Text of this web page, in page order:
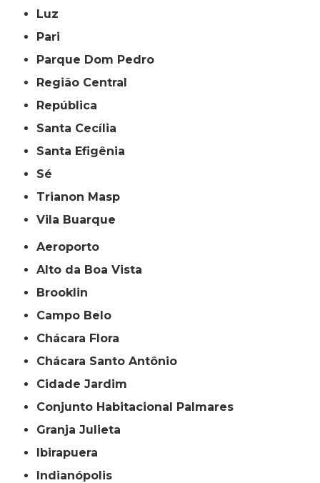
Luz
Pari
Parque Dom Pedro
Região Central
República
Santa Cecília
Santa Efigênia
Sé
Trianon Masp
Vila Buarque
Aeroporto
Alto da Boa Vista
Brooklin
Campo Belo
Chácara Flora
Chácara Santo Antônio
Cidade Jardim
Conjunto Habitacional Palmares
Granja Julieta
Ibirapuera
Indianópolis